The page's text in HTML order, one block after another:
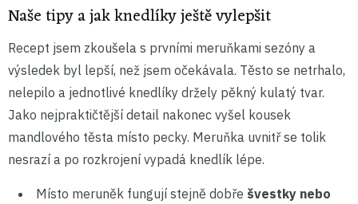
Naše tipy a jak knedlíky ještě vylepšit
Recept jsem zkoušela s prvními meruňkami sezóny a
výsledek byl lepší, než jsem očekávala. Těsto se netrhalo,
nelepilo a jednotlivé knedlíky držely pěkný kulatý tvar.
Jako nejpraktičtější detail nakonec vyšel kousek
mandlového těsta místo pecky. Meruňka uvnitř se tolik
nesrazí a po rozkrojení vypadá knedlík lépe.
Místo meruněk fungují stejně dobře švestky nebo